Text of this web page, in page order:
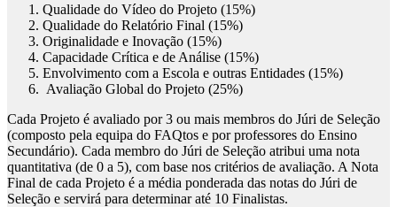
Qualidade do Vídeo do Projeto (15%)
Qualidade do Relatório Final (15%)
Originalidade e Inovação (15%)
Capacidade Crítica e de Análise (15%)
Envolvimento com a Escola e outras Entidades (15%)
Avaliação Global do Projeto (25%)
Cada Projeto é avaliado por 3 ou mais membros do Júri de Seleção
(composto pela equipa do FAQtos e por professores do Ensino
Secundário). Cada membro do Júri de Seleção atribui uma nota
quantitativa (de 0 a 5), com base nos critérios de avaliação. A Nota
Final de cada Projeto é a média ponderada das notas do Júri de
Seleção e servirá para determinar até 10 Finalistas.